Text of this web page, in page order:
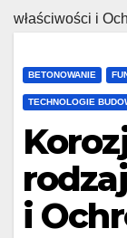
właściwości i
BETONOWANIE
TECHNOLOGIE
i